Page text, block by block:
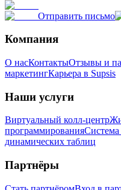
Отправить письмо
Компания
О насКонтактыОтзывы и
маркетингКарьера в Supsis
Наши услуги
Виртуальный колл-центр
программированияСистема
динамических таблиц
Партнёры